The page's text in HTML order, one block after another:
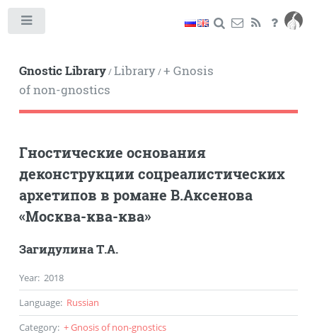
Gnostic Library/Library/+ Gnosis
of non-gnostics
Гностические основания
деконструкции соцреалистических
архетипов в романе В.Аксенова
«Москва-ква-ква»
Загидулина Т.А.
Year: 2018
Language: Russian
Category: + Gnosis of non-gnostics